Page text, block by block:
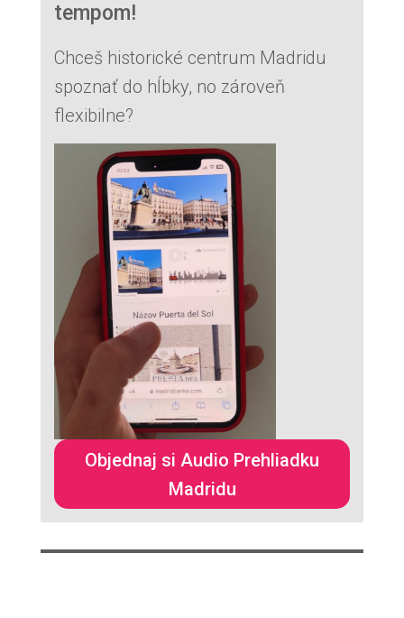
tempom!
Chceš historické centrum Madridu
spoznať do hĺbky, no zároveň
flexibilne?
Objednaj si Audio Prehliadku
Madridu